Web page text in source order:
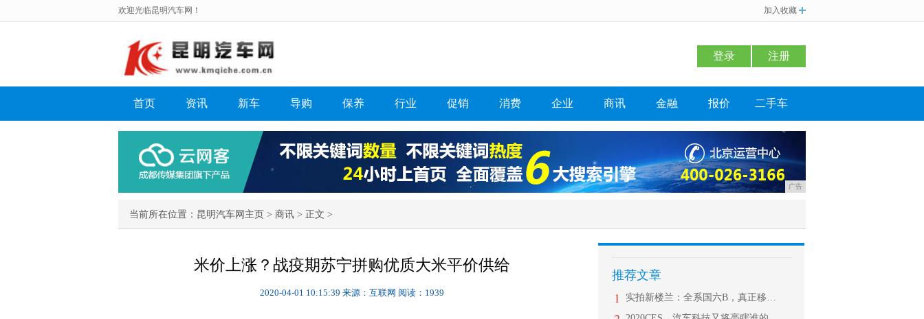
欢迎光临昆明汽车网！ 加入收藏
登录 注册
首页 资讯 新车 导购 保养 行业 促销 消费 企业 商讯 金融 报价 二手车
广告
当前所在位置： 昆明汽车网主页 > 商讯 > 正文 >
米价上涨？战疫期苏宁拼购优质大米平价供给
2020-04-01 10:15:39 来源：互联网 阅读：1939
推荐文章
1 实拍新楼兰：全系国六B，真正移动大沙